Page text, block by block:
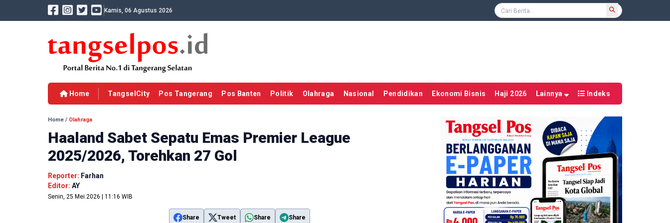
Kamis, 06 Agustus 2026
Home TangselCity Pos Tangerang Pos Banten Politik Olahraga Nasional Pendidikan Ekonomi Bisnis Haji 2026 Lainnya Indeks
Home / Olahraga
Haaland Sabet Sepatu Emas Premier League
2025/2026, Torehkan 27 Gol
Reporter: Farhan
Editor: AY
Senin, 25 Mei 2026 | 11:16 WIB
Share Tweet Share Share